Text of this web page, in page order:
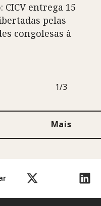
CICV entrega 15
pelas
congolesas à
1 de 3
1/3
Mais